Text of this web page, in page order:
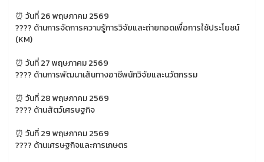
⏰ วันที่ 26 พฤษภาคม 2569
????️ ด้านการจัดการความรู้การวิจัยและถ่ายทอดเพื่อการใช้ประโยชน์
(KM)
⏰ วันที่ 27 พฤษภาคม 2569
???? ด้านการพัฒนาเส้นทางอาชีพนักวิจัยและนวัตกรรม
⏰ วันที่ 28 พฤษภาคม 2569
???? ด้านสัตว์เศรษฐกิจ
⏰ วันที่ 29 พฤษภาคม 2569
???? ด้านเศรษฐกิจและการเกษตร